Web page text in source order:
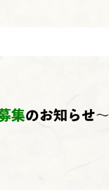
集のお知らせ～